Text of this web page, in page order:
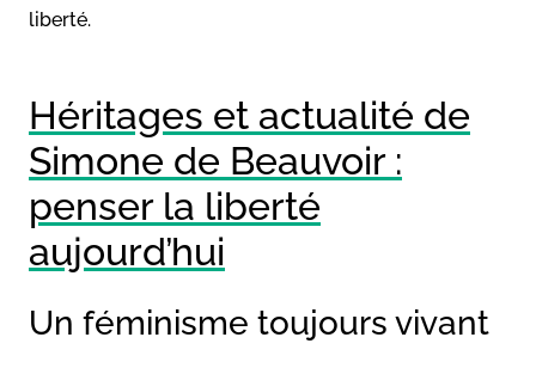
liberté.
Héritages et actualité de
Simone de Beauvoir :
penser la liberté
aujourd’hui
Un féminisme toujours vivant